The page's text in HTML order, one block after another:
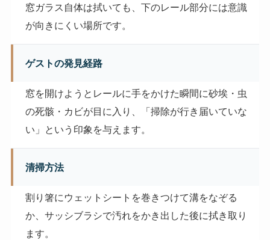
窓ガラス自体は拭いても、下のレール部分には意識
が向きにくい場所です。
ゲストの発見経路
窓を開けようとレールに手をかけた瞬間に砂埃・虫
の死骸・カビが目に入り、「掃除が行き届いていな
い」という印象を与えます。
清掃方法
割り箸にウェットシートを巻きつけて溝をなぞる
か、サッシブラシで汚れをかき出した後に拭き取り
ます。